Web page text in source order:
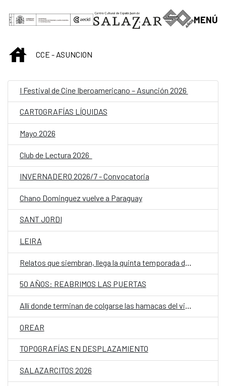
Saltar al contenido principal
MENÚ
INICIOCCE - ASUNCION
I Festival de Cine Iberoamericano – Asunción 2026
CARTOGRAFÍAS LÍQUIDAS
Mayo 2026
Club de Lectura 2026
INVERNADERO 2026/7 - Convocatoria
Chano Dominguez vuelve a Paraguay
SANT JORDI
LEIRA
50 AÑOS: REABRIMOS LAS PUERTAS
Allí donde terminan de colgarse las hamacas del viento
OREAR
TOPOGRAFÍAS EN DESPLAZAMIENTO
SALAZARCITOS 2026